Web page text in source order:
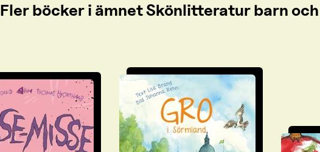
Fler böcker i ämnet Skönlitteratur barn